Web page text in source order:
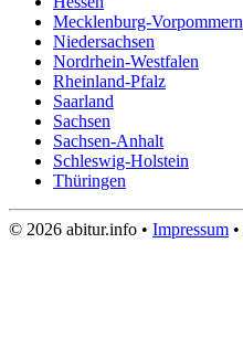
Mecklenburg-Vorpommern
Niedersachsen
Nordrhein-Westfalen
Rheinland-Pfalz
Saarland
Sachsen
Sachsen-Anhalt
Schleswig-Holstein
Thüringen
© 2026 abitur.info • Impressum •